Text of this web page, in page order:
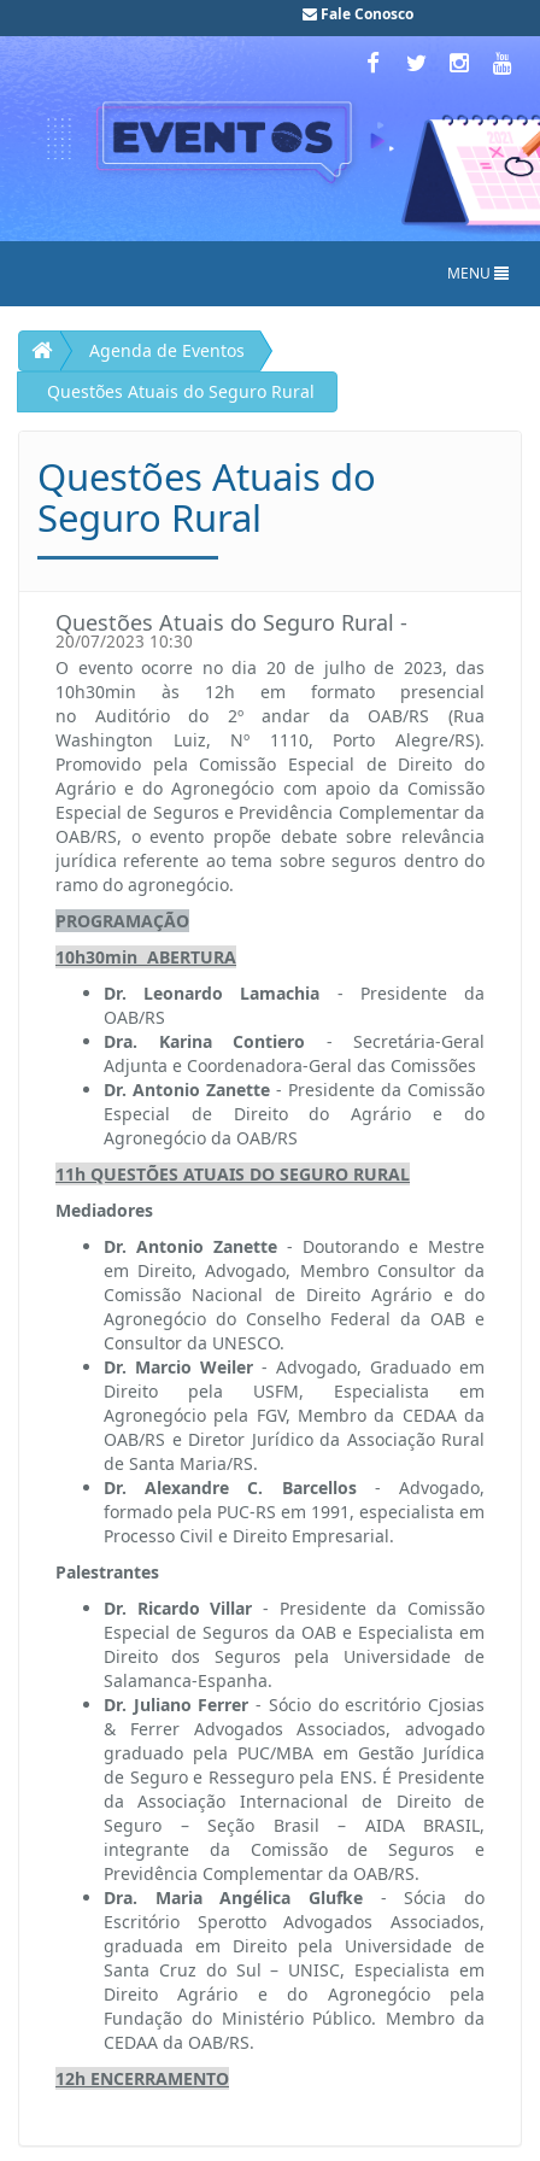
Fale Conosco
MENU
Agenda de Eventos
Questões Atuais do Seguro Rural
Questões Atuais do
Seguro Rural
Questões Atuais do Seguro Rural -
20/07/2023 10:30
O evento ocorre no dia 20 de julho de 2023, das
10h30min às 12h em formato presencial
no Auditório do 2º andar da OAB/RS (Rua
Washington Luiz, Nº 1110, Porto Alegre/RS).
Promovido pela Comissão Especial de Direito do
Agrário e do Agronegócio com apoio da Comissão
Especial de Seguros e Previdência Complementar da
OAB/RS, o evento propõe debate sobre relevância
jurídica referente ao tema sobre seguros dentro do
ramo do agronegócio.
PROGRAMAÇÃO
10h30min ABERTURA
Dr. Leonardo Lamachia - Presidente da
OAB/RS
Dra. Karina Contiero - Secretária-Geral
Adjunta e Coordenadora-Geral das Comissões
Dr. Antonio Zanette - Presidente da Comissão
Especial de Direito do Agrário e do
Agronegócio da OAB/RS
11h QUESTÕES ATUAIS DO SEGURO RURAL
Mediadores
Dr. Antonio Zanette - Doutorando e Mestre
em Direito, Advogado, Membro Consultor da
Comissão Nacional de Direito Agrário e do
Agronegócio do Conselho Federal da OAB e
Consultor da UNESCO.
Dr. Marcio Weiler - Advogado, Graduado em
Direito pela USFM, Especialista em
Agronegócio pela FGV, Membro da CEDAA da
OAB/RS e Diretor Jurídico da Associação Rural
de Santa Maria/RS.
Dr. Alexandre C. Barcellos -
Advogado,
formado pela PUC-RS em 1991, especialista em
Processo Civil e Direito Empresarial.
Palestrantes
Dr. Ricardo Villar - Presidente da Comissão
Especial de Seguros da OAB e Especialista em
Direito dos Seguros pela Universidade de
Salamanca-Espanha.
Dr. Juliano Ferrer - Sócio do escritório Cjosias
& Ferrer Advogados Associados, advogado
graduado pela PUC/MBA em Gestão Jurídica
de Seguro e Resseguro pela ENS. É Presidente
da Associação Internacional de Direito de
Seguro – Seção Brasil – AIDA BRASIL,
integrante da Comissão de Seguros e
Previdência Complementar da OAB/RS.
Dra. Maria Angélica Glufke - Sócia do
Escritório Sperotto Advogados Associados,
graduada em Direito pela Universidade de
Santa Cruz do Sul – UNISC, Especialista em
Direito Agrário e do Agronegócio pela
Fundação do Ministério Público. Membro da
CEDAA da OAB/RS.
12h ENCERRAMENTO